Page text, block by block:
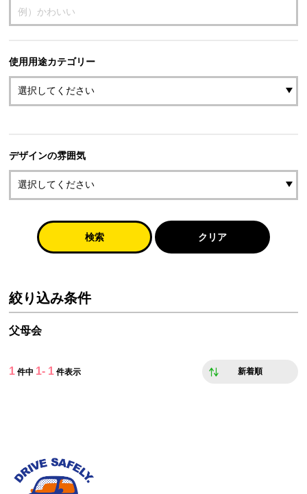
使用用途カテゴリー
デザインの雰囲気
検索 クリア
絞り込み条件
父母会
1 件中 1- 1 件表示 新着順